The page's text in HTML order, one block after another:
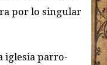
por lo singular
iglesia parro­